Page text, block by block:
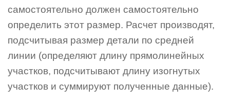
самостоятельно должен самостоятельно
определить этот размер. Расчет производят,
подсчитывая размер детали по средней
линии (определяют длину прямолинейных
участков, подсчитывают длину изогнутых
участков и суммируют полученные данные).